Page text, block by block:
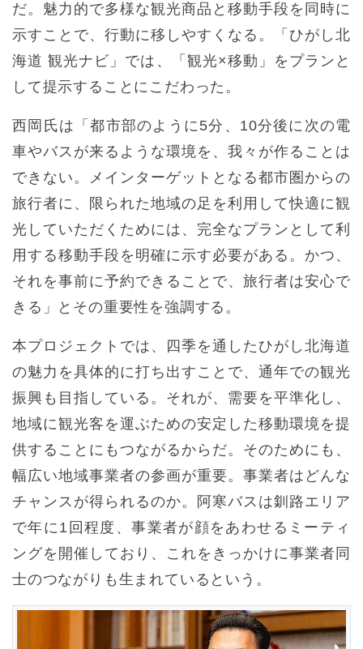
だ。魅力的で多様な観光商品と移動手段を同時に
示すことで、行動に移しやすくなる。「ひがし北
海道 観光ナビ」では、「観光×移動」をプランと
して提示することにこだわった。
西岡氏は「都市部のように5分、10分後に次の電
車やバスが来るような環境を、我々が作ることは
できない。メインターゲットとなる都市圏からの
旅行者に、限られた地域の足を利用して快適に観
光していただくためには、完全なプランとして利
用する移動手段を明確に示す必要がある。かつ、
それを事前に予約できることで、旅行者は安心で
きる」とその重要性を強調する。
本プロジェクトでは、四季を通したひがし北海道
の魅力を具体的に打ち出すことで、通年での観光
振興も目指している。それが、需要を平準化し、
地域に観光客を運ぶための安定した移動環境を提
供することにもつながるからだ。そのためにも、
幅広い地域事業者の参画が重要。事業者はどんな
チャンスが得られるのか。阿寒バスは釧路エリア
で年に1回程度、事業者が顔をあわせるミーティ
ングを開催しており、これをきっかけに事業者同
士のつながりも生まれているという。